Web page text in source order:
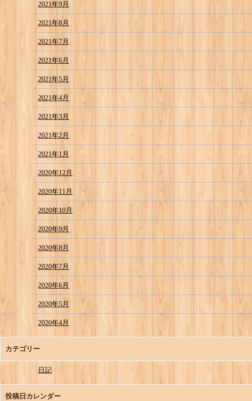
2021年9月
2021年8月
2021年7月
2021年6月
2021年5月
2021年4月
2021年3月
2021年2月
2021年1月
2020年12月
2020年11月
2020年10月
2020年9月
2020年8月
2020年7月
2020年6月
2020年5月
2020年4月
カテゴリー
日記
投稿日カレンダー